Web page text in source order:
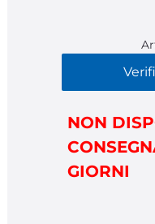
NON
GIORNI